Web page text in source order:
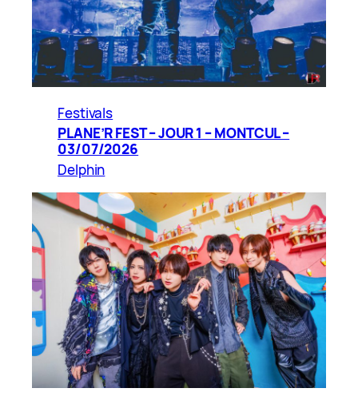
Festivals
PLANE’R FEST – JOUR 1 – MONTCUL –
03/07/2026
Delphin